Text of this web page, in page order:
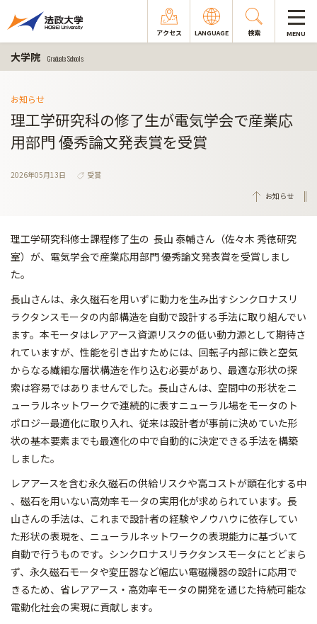
アクセス LANGUAGE 検索 MENU
大学院 Graduate Schools
お知らせ
理工学研究科の修了生が電気学会で産業応
用部門 優秀論文発表賞を受賞
2026年05月13日
受賞
お知らせ
理工学研究科修士課程修了生の 長山 泰輔さん（佐々木 秀徳研究
室）が、電気学会で産業応用部門 優秀論文発表賞を受賞しまし
た。
長山さんは、永久磁石を用いずに動力を生み出すシンクロナスリ
ラクタンスモータの内部構造を自動で設計する手法に取り組んでい
ます。本モータはレアアース資源リスクの低い動力源として期待さ
れていますが、性能を引き出すためには、回転子内部に鉄と空気
からなる繊細な層状構造を作り込む必要があり、 最適な形状の探
索は容易ではありませんでした。長山さんは、空間中の形状をニ
ューラルネットワークで連続的に表すニューラル場をモータのト
ポロジー最適化に取り入れ、従来は設計者が事前に決めていた形
状の基本要素までも最適化の中で自動的に決定できる手法を構築
しました。
レアアースを含む永久磁石の供給リスクや高コストが顕在化する中
、磁石を用いない高効率モータの実用化が求められています。長
山さんの手法は、これまで設計者の経験やノウハウに依存してい
た形状の表現を、ニューラルネットワークの表現能力に基づいて
自動で行うものです。シンクロナスリラクタンスモータにとどまら
ず、永久磁石モータや変圧器など幅広い電磁機器の設計に応用で
きるため、省レアアース・高効率モータの開発を通じた持続可能な
電動化社会の実現に貢献します。